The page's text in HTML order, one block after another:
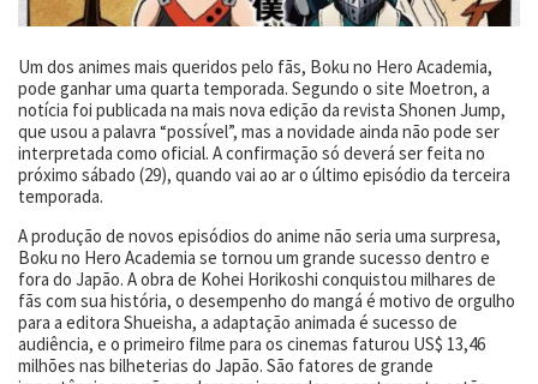
Um dos animes mais queridos pelo fãs, Boku no Hero Academia,
pode ganhar uma quarta temporada. Segundo o site Moetron, a
notícia foi publicada na mais nova edição da revista Shonen Jump,
que usou a palavra “possível”, mas a novidade ainda não pode ser
interpretada como oficial. A confirmação só deverá ser feita no
próximo sábado (29), quando vai ao ar o último episódio da terceira
temporada.
A produção de novos episódios do anime não seria uma surpresa,
Boku no Hero Academia se tornou um grande sucesso dentro e
fora do Japão. A obra de Kohei Horikoshi conquistou milhares de
fãs com sua história, o desempenho do mangá é motivo de orgulho
para a editora Shueisha, a adaptação animada é sucesso de
audiência, e o primeiro filme para os cinemas faturou US$ 13,46
milhões nas bilheterias do Japão. São fatores de grande